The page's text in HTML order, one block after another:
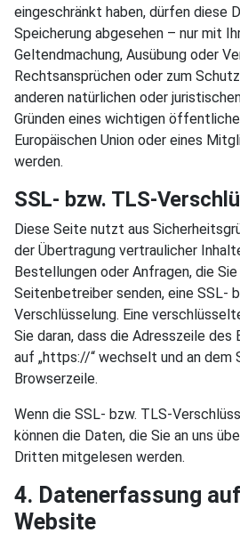
eingeschränkt haben, dürfen diese
Speicherung abgesehen – nur mit
Geltendmachung, Ausübung oder
Rechtsansprüchen oder zum
anderen natürlichen oder
Gründen eines wichtigen
Europäischen Union oder eines
werden.
SSL- bzw. TLS-
Diese Seite nutzt aus
der Übertragung vertraulicher
Bestellungen oder Anfragen, die Sie
Seitenbetreiber senden, eine SSL-
Verschlüsselung. Eine
Sie daran, dass die Adresszeile des
auf „https://“ wechselt und an dem
Browserzeile.
Wenn die SSL- bzw. TLS-
können die Daten, die Sie an uns
Dritten mitgelesen werden.
4. Datenerfassung
Website